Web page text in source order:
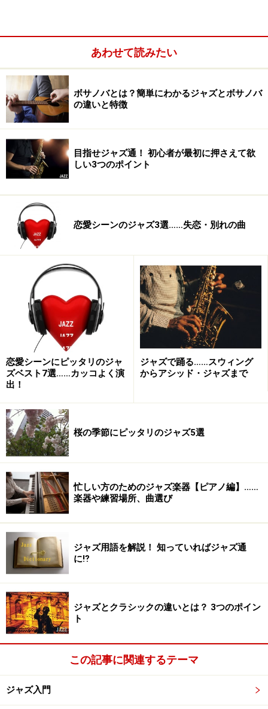
ゲームの流れ
まずはAチーム、Bチーム、ジャッジの三者に分かれま
す。
その上で、下記の順番でそれぞれチームのジャズメンを
擁護、もしくは相手方のライバル・ジャズメンを口撃し
ます。実際にファンではなくても、ゲームですので、チ
ームのジャズメンを応援してください。そしてプレイの
際は、否定が過ぎて悪口にならないように、愛情をもっ
て良いところを強調する、で行きましょう！
今回は、ジャズが一番華やかだった時代のライバルだっ
たテナーサックス界の大スター、「ジャズテナーの父」
ホークこと「コールマン・ホーキンス」をAチーム(以下
ホークチーム)。同じくスウィング時代の大スター「ジャ
Bチーム(以下プレズチーム)ということでやってみましょ
う。
ゲームの流れは次のようになります。(ゲームは交互に進
行します。本来は両チームともに質問のフェーズがあり
ますが、今回は割愛します)
1､ホークチーム立論
ここでホークチームは、「ジャズテナーの父」と呼ばれ
たホークがいかにすごいか、素晴らしいか、そしてプレ
ズより優れているかを立論します。
2､プレズチーム立論
ここでプレズチームは、「ジャズテナーの大統領」と呼
ばれたプレズがいかにすごいか、素晴らしいか、そして
ホークより優れているかを立論します。
3､プレズチーム反論
ほどのホークチームの立論に対して反論を行います。
あわせて読みたい
ボサノバとは？簡単にわかるジャズとボサノバ
の違いと特徴
目指せジャズ通！ 初心者が最初に押さえて欲
しい3つのポイント
恋愛シーンのジャズ3選……失恋・別れの曲
恋愛シーンにピッタリのジャ
ズベスト7選……カッコよく演
出！
ジャズで踊る……スウィング
からアシッド・ジャズまで
桜の季節にピッタリのジャズ5選
忙しい方のためのジャズ楽器【ピアノ編】……
楽器や練習場所、曲選び
ジャズ用語を解説！ 知っていればジャズ通
に⁉
ジャズとクラシックの違いとは？ 3つのポイン
ト
この記事に関連するテーマ
ジャズ入門